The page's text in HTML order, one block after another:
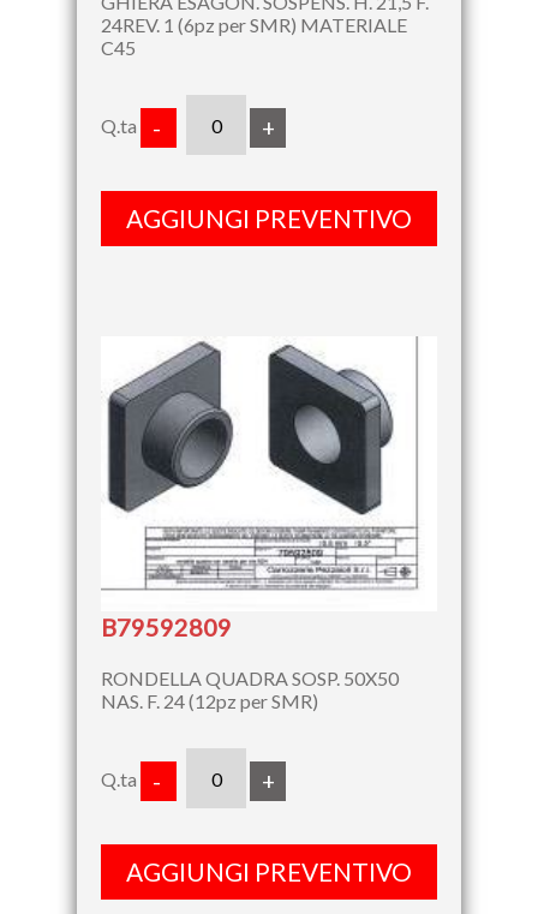
24REV. 1 (6pz per SMR) MATERIALE
C45
Q.ta - +
AGGIUNGI PREVENTIVO
B79592809
RONDELLA QUADRA SOSP. 50X50
NAS. F. 24 (12pz per SMR)
Q.ta - +
AGGIUNGI PREVENTIVO